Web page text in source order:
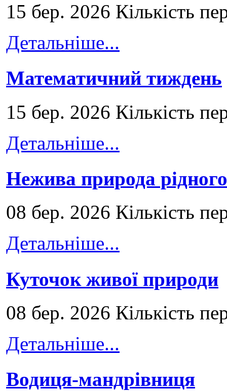
15 бер. 2026 Кількість
Детальніше...
Математичний тиждень
15 бер. 2026 Кількість
Детальніше...
Нежива природа
08 бер. 2026 Кількість
Детальніше...
Куточок живої природи
08 бер. 2026 Кількість
Детальніше...
Водиця-мандрівниця